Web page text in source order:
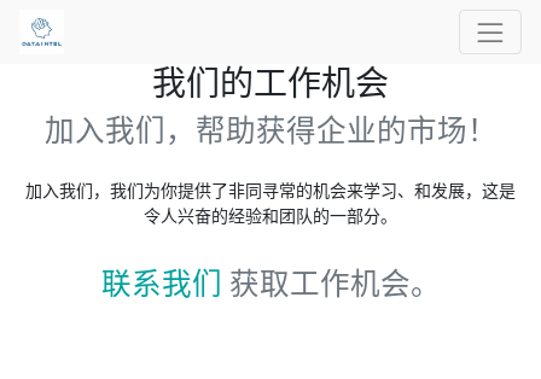
我们的工作机会
加入我们，帮助获得企业的市场！
加入我们，我们为你提供了非同寻常的机会来学习、和发展，这是
令人兴奋的经验和团队的一部分。
联系我们 获取工作机会。